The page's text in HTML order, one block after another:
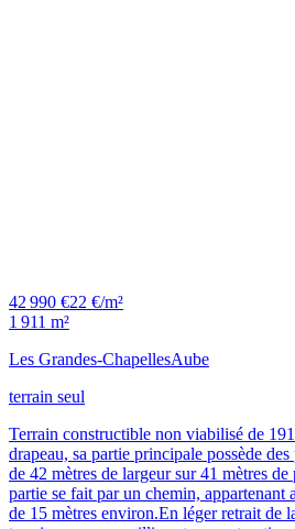
42 990 €22 €/m²
1 911 m²
Les Grandes-ChapellesAube
terrain seul
Terrain constructible non viabilisé de
drapeau, sa partie principale possède
de 42 mètres de largeur sur 41 mètres
partie se fait par un chemin, appartenant
de 15 mètres environ.En léger retrait de